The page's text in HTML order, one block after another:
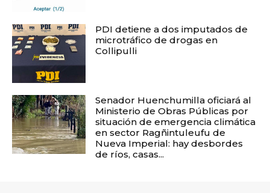
PDI detiene a dos imputados de
microtráfico de drogas en
Collipulli
Senador Huenchumilla oficiará al
Ministerio de Obras Públicas por
situación de emergencia climática
en sector Ragñintuleufu de
Nueva Imperial: hay desbordes
de ríos, casas...